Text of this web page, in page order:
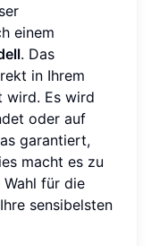
einem
. Das
in Ihrem
wird. Es wird
oder auf
garantiert,
macht es zu
für die
sensibelsten